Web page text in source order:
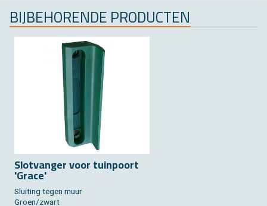
BIJ­BE­HO­REN­DE PRO­DUC­TEN
Slot­van­ger voor tuin­poort
'Grace'
Slui­ting tegen muur
Groen/zwart